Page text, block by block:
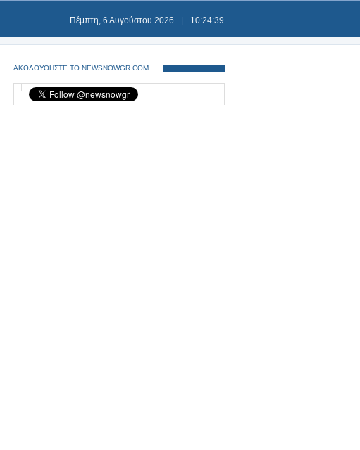
Πέμπτη, 6 Αυγούστου 2026 10:24:40
ΑΚΟΛΟΥΘΗΣΤΕ ΤΟ NEWSNOWGR.COM